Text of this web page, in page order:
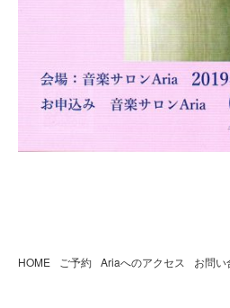
HOME ご予約 Ariaへのアクセス お問い